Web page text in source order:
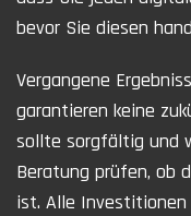
bevor Sie diesen
Vergangene
garantieren keine
sollte sorgfältig und
Beratung prüfen, ob
ist. Alle Investitionen